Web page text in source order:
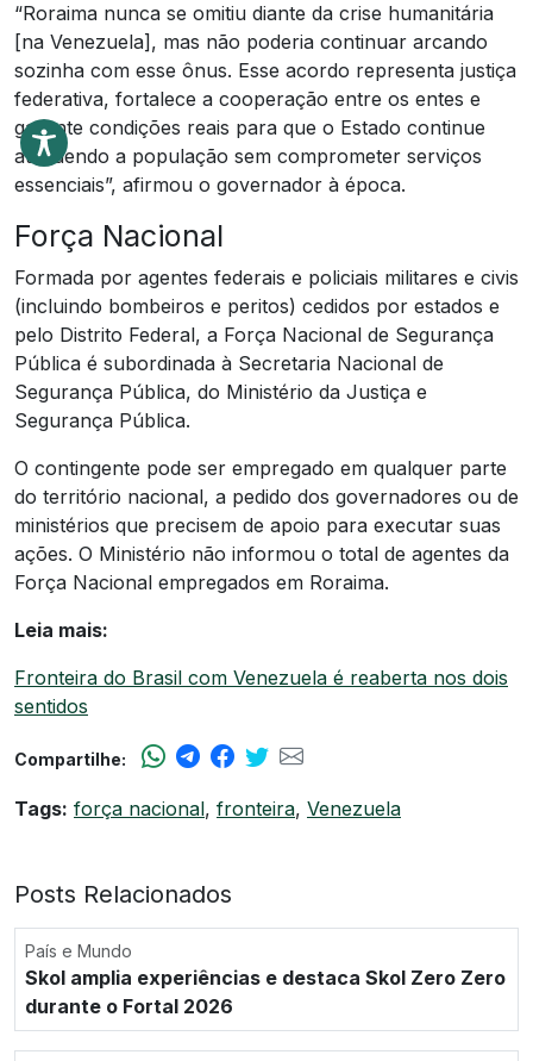
“Roraima nunca se omitiu diante da crise humanitária
[na Venezuela], mas não poderia continuar arcando
sozinha com esse ônus. Esse acordo representa justiça
federativa, fortalece a cooperação entre os entes e
garante condições reais para que o Estado continue
atendendo a população sem comprometer serviços
essenciais”, afirmou o governador à época.
Força Nacional
Formada por agentes federais e policiais militares e civis
(incluindo bombeiros e peritos) cedidos por estados e
pelo Distrito Federal, a Força Nacional de Segurança
Pública é subordinada à Secretaria Nacional de
Segurança Pública, do Ministério da Justiça e
Segurança Pública.
O contingente pode ser empregado em qualquer parte
do território nacional, a pedido dos governadores ou de
ministérios que precisem de apoio para executar suas
ações. O Ministério não informou o total de agentes da
Força Nacional empregados em Roraima.
Leia mais:
Fronteira do Brasil com Venezuela é reaberta nos dois
sentidos
Compartilhe:
Tags: força nacional, fronteira, Venezuela
Posts Relacionados
País e Mundo
Skol amplia experiências e destaca Skol Zero Zero
durante o Fortal 2026